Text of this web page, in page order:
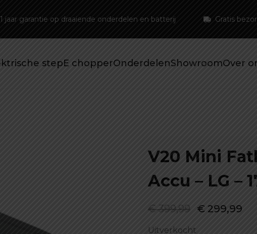
Gratis
1 jaar garantie op draaiende onderdelen en batterij
stepE chopperOnderdelenShowroomOver
V20 Mini
Accu – LG –
€399,99 €299,99
Uitverkocht